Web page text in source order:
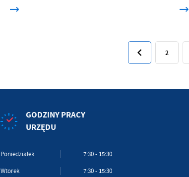
2
GODZINY PRACY
URZĘDU
Poniedziałek 7:30 - 15:30
Wtorek 7:30 - 15:30